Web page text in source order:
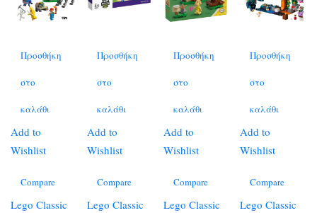
Προσθήκη
στο
καλάθι
Add to
Wishlist
Compare
Lego Classic
Προσθήκη
στο
καλάθι
Add to
Wishlist
Compare
Lego Classic
Προσθήκη
στο
καλάθι
Add to
Wishlist
Compare
Lego Classic
Προσθήκη
στο
καλάθι
Add to
Wishlist
Compare
Lego Classic